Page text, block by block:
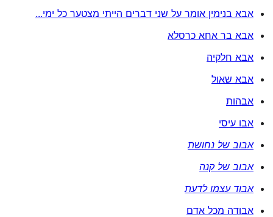
אבא בנימין אומר על שני דברים הייתי מצטער כל ימי...
אבא בר אחא כרסלא
אבא חלקיה
אבא שאול
אבהות
אבו עיסי
אבוב של נחושת
אבוב של קנה
אבוד עצמו לדעת
אבודה מכל אדם